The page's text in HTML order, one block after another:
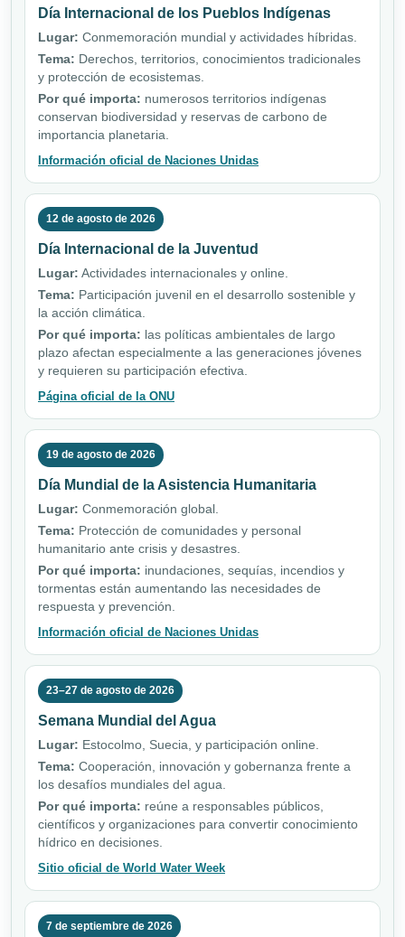
Día Internacional de los Pueblos Indígenas
Lugar: Conmemoración mundial y actividades híbridas.
Tema: Derechos, territorios, conocimientos tradicionales
y protección de ecosistemas.
Por qué importa: numerosos territorios indígenas
conservan biodiversidad y reservas de carbono de
importancia planetaria.
Información oficial de Naciones Unidas
12 de agosto de 2026
Día Internacional de la Juventud
Lugar: Actividades internacionales y online.
Tema: Participación juvenil en el desarrollo sostenible y
la acción climática.
Por qué importa: las políticas ambientales de largo
plazo afectan especialmente a las generaciones jóvenes
y requieren su participación efectiva.
Página oficial de la ONU
19 de agosto de 2026
Día Mundial de la Asistencia Humanitaria
Lugar: Conmemoración global.
Tema: Protección de comunidades y personal
humanitario ante crisis y desastres.
Por qué importa: inundaciones, sequías, incendios y
tormentas están aumentando las necesidades de
respuesta y prevención.
Información oficial de Naciones Unidas
23–27 de agosto de 2026
Semana Mundial del Agua
Lugar: Estocolmo, Suecia, y participación online.
Tema: Cooperación, innovación y gobernanza frente a
los desafíos mundiales del agua.
Por qué importa: reúne a responsables públicos,
científicos y organizaciones para convertir conocimiento
hídrico en decisiones.
Sitio oficial de World Water Week
7 de septiembre de 2026